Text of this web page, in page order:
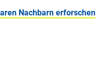
Nachbarn erforschen